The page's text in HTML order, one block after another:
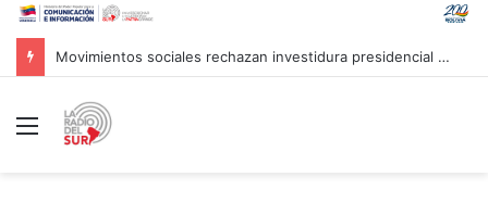
Irán tilda de fantasía palabras de Trump sobre sus recursos
Menú